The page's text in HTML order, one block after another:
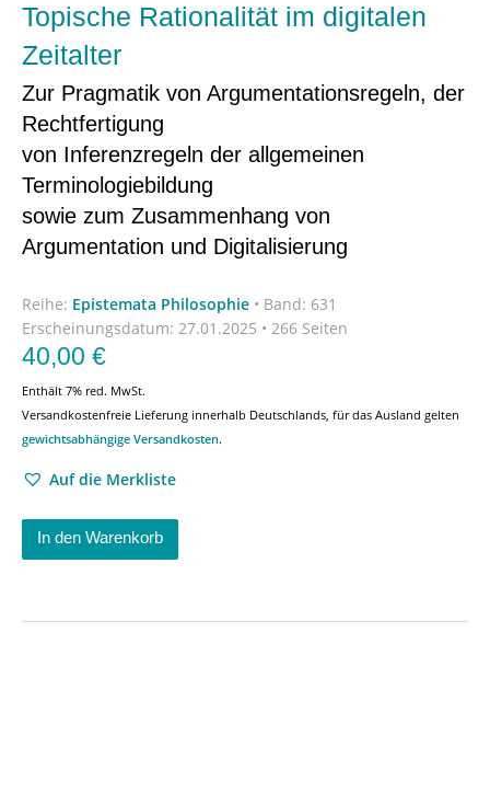
Topische Rationalität im digitalen
Zeitalter
Zur Pragmatik von Argumentationsregeln, der
Recht­fertigung
von Inferenzregeln der allgemeinen
Terminologiebildung
sowie zum Zusammenhang von
Argumentation und Digitalisierung
Reihe: Epistemata Philosophie • Band: 631
Erscheinungsdatum: 27.01.2025 • 266 Seiten
40,00 €
Enthält 7% red. MwSt.
Versandkostenfreie Lieferung innerhalb Deutschlands, für das Ausland gelten
gewichtsabhängige Versandkosten.
Auf die Merkliste
In den Warenkorb